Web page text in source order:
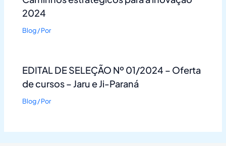
2024
Blog/ Por
EDITAL DE SELEÇÃO Nº 01/2024 – Oferta
de cursos – Jaru e Ji-Paraná
Blog/ Por